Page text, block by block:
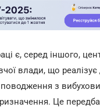
є, серед іншого,
влади, що
поводження з
Це